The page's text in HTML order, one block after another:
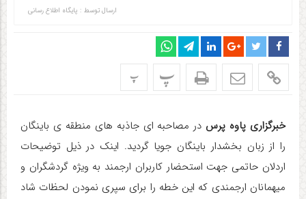
ارسال توسط : پایگاه اطلاع رسانی
پ پ
خبرگزاری پاوه پرس در مصاحبه ای جاذبه های منطقه ی باینگان
را از زبان بخشدار باینگان جویا گردید. اینک در ذیل توضیحات
اردلان حاتمی جهت استحضار کاربران ارجمند به ویژه گردشگران و
میهمانان ارجمندی که این خطه را برای سپری نمودن لحظات شاد